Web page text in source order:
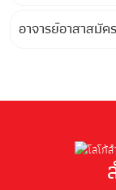
อาจารย์อาสาสมัค